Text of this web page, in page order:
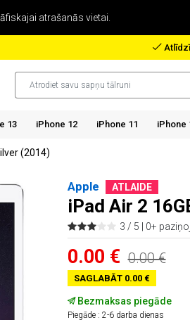
atrašanās vietai.
13 iPhone 12 iPhone 11 iPhone
(2014)
Apple ATLAIDE
iPad Air 2
3 / 5 | 0+
0.00 € 0.00 €
SAGLABĀT 0.00 €
Bezmaksas piegāde
Piegāde : 2-6 darba dienas